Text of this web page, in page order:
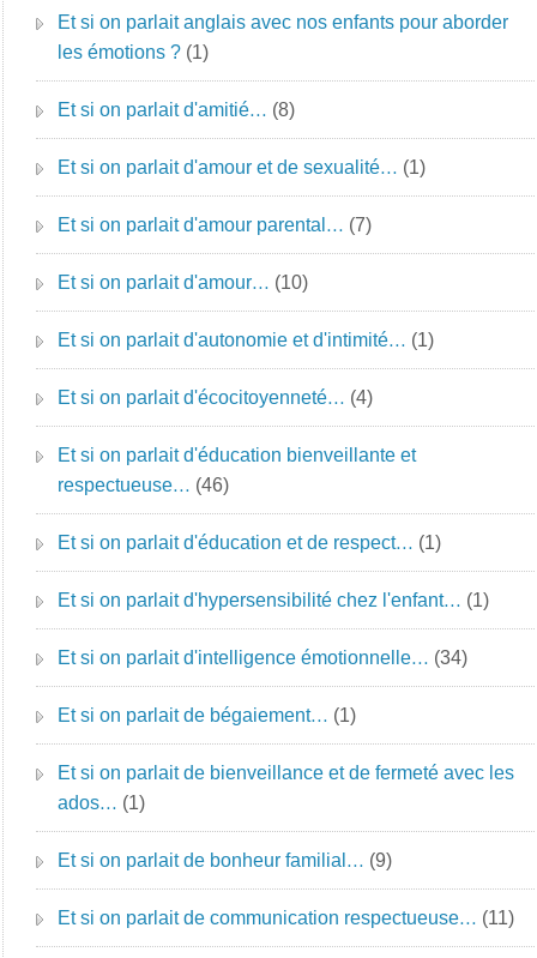
Et si on parlait anglais avec nos enfants pour aborder
les émotions ? (1)
Et si on parlait d'amitié… (8)
Et si on parlait d'amour et de sexualité… (1)
Et si on parlait d'amour parental… (7)
Et si on parlait d'amour… (10)
Et si on parlait d'autonomie et d'intimité… (1)
Et si on parlait d'écocitoyenneté… (4)
Et si on parlait d'éducation bienveillante et
respectueuse… (46)
Et si on parlait d'éducation et de respect… (1)
Et si on parlait d'hypersensibilité chez l'enfant… (1)
Et si on parlait d'intelligence émotionnelle… (34)
Et si on parlait de bégaiement… (1)
Et si on parlait de bienveillance et de fermeté avec les
ados… (1)
Et si on parlait de bonheur familial… (9)
Et si on parlait de communication respectueuse… (11)